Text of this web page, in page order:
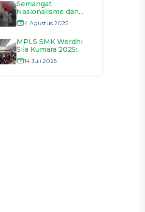
Semangat
Nasionalisme dan...
4 Agustus 2025
MPLS SMK Werdhi
Sila Kumara 2025:
Awal...
14 Juli 2025